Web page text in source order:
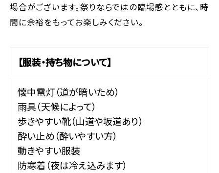
場合がございます。祭りならではの臨場感とともに、時
間に余裕をもってお楽しみください。
【服装・持ち物について】
懐中電灯（道が暗いため）
雨具（天候によって）
歩きやすい靴（山道や坂道あり）
酔い止め（酔いやすい方）
動きやすい服装
防寒着（夜は冷え込みます）